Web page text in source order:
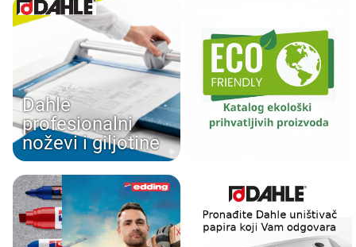
Dahle
profesionalni
noževi i giljotine